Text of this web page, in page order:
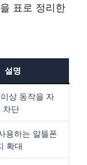
표로 정리한
설명
상 동작을 자
차단
용하는 알뜰폰
확대